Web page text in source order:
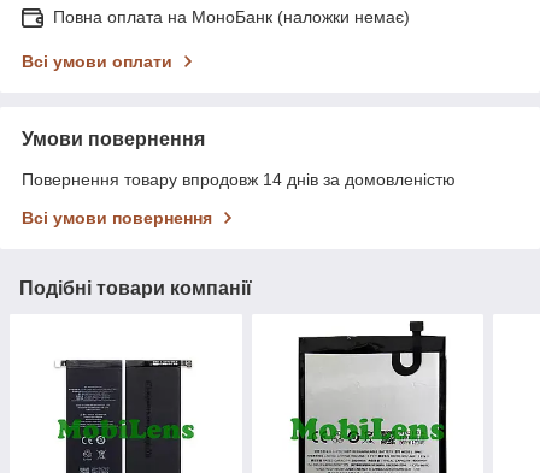
Повна оплата на МоноБанк (наложки немає)
Всі умови оплати
Умови повернення
Повернення товару впродовж 14 днів за домовленістю
Всі умови повернення
Подібні товари компанії